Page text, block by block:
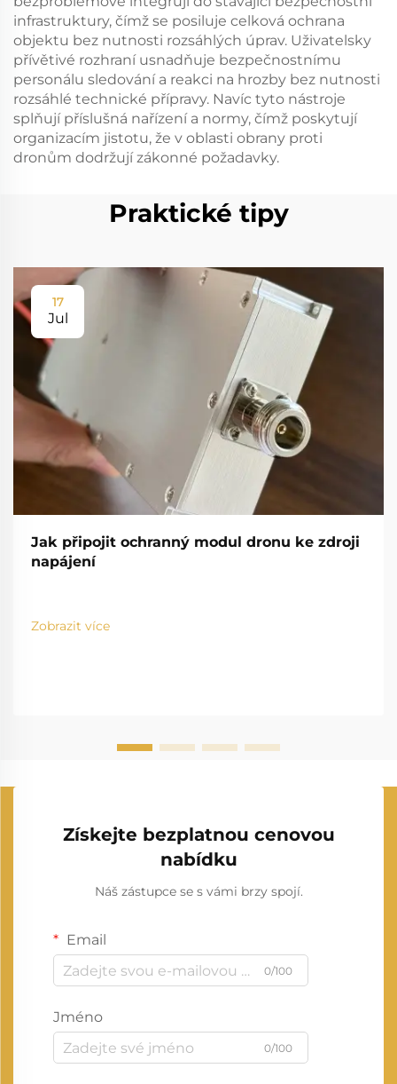
infrastruktury, čímž se posiluje celková ochrana
objektu bez nutnosti rozsáhlých úprav. Uživatelsky
přívětivé rozhraní usnadňuje bezpečnostnímu
personálu sledování a reakci na hrozby bez nutnosti
rozsáhlé technické přípravy. Navíc tyto nástroje
splňují příslušná nařízení a normy, čímž poskytují
organizacím jistotu, že v oblasti obrany proti
dronům dodržují zákonné požadavky.
Praktické tipy
17
Jul
Jak připojit ochranný modul dronu ke zdroji
napájení
Zobrazit více
Získejte bezplatnou cenovou
nabídku
Náš zástupce se s vámi brzy spojí.
Email
0/100
Jméno
0/100